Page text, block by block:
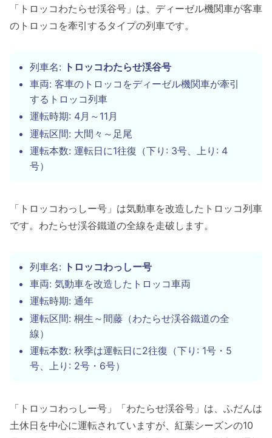
「トロッコわたらせ渓谷号」は、ディーゼル機関車が客車
のトロッコを牽引するタイプの列車です。
列車名: トロッコわたらせ渓谷号
車両: 客車のトロッコをディーゼル機関車が牽引
するトロッコ列車
運転時期: 4月～11月
運転区間: 大間々～足尾
運転本数: 運転日に1往復（下り: 3号、上り: 4
号）
「トロッコわっしー号」は気動車を改造したトロッコ列車
です。わたらせ渓谷鐵道の全線を走破します。
列車名: トロッコわっしー号
車両: 気動車を改造したトロッコ車両
運転時期: 通年
運転区間: 桐生～間藤（わたらせ渓谷鐵道の全
線）
運転本数: 秋季は運転日に2往復（下り: 1号・5
号、上り: 2号・6号）
「トロッコわっしー号」「わたらせ渓谷号」は、ふだんは
土休日を中心に運転されていますが、紅葉シーズンの10